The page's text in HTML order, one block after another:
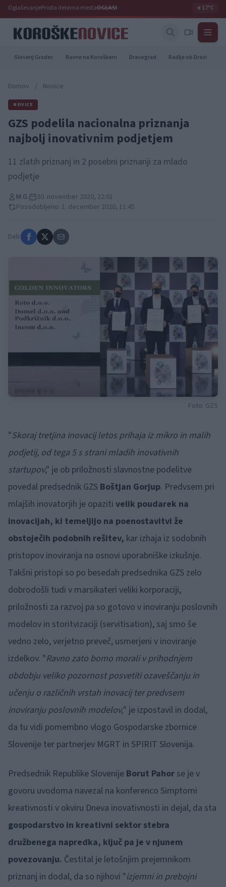
OglaševanjeProsta delovna mestaOGLASI ☀️17°C
Slovenj Gradec Ravne na Koroškem Dravograd Radlje ob Dravi
Domov / Novice
NOVICE
GZS podelila nacionalna priznanja
najbolj inovativnim podjetjem
11 zlatih priznanj in 2 posebni priznanji za mlado
podjetje
M.G.
30. november 2020, 22:01
Posodobljeno: 1. december 2020, 11:45
Deli:
Foto: GZS
"Skoraj tretjina inovacij letos prihaja iz mikro in malih
podjetij, od tega 5 s strani mladih inovativnih
startupov," je ob priložnosti slavnostne podelitve
povedal predsednik GZS Boštjan Gorjup. Predvsem pri
mlajših inovatorjih je opaziti velik poudarek na
inovacijah, ki temeljijo na poenostavitvi že
obstoječih podobnih rešitev, kar izhaja iz sodobnih
pristopov inoviranja na osnovi uporabniške izkušnje.
Takšni pristopi so po besedah predsednika GZS zelo
dobrodošli tudi v marsikateri veliki korporaciji,
priložnosti za razvoj pa so gotovo v inoviranju poslovnih
modelov in storitvizaciji (servitisation), saj smo še
vedno zelo, verjetno preveč, usmerjeni v inoviranje
izdelkov. "Ravno zato bomo morali v prihodnjem
obdobju veliko pozornost posvetiti ozaveščanju in
učenju o različnih vrstah inovacij ter predvsem
inoviranju poslovnih modelov," je izpostavil in dodal,
da tu vidi pomembno vlogo Gospodarske zbornice
Slovenije ter partnerjev MGRT in SPIRIT Slovenija.
Predsednik Republike Slovenije Borut Pahor se je v
govoru uvodoma navezal na konferenco Simptomi
kreativnosti v okviru Dneva inovativnosti in dejal, da sta
gospodarstvo in kreativni sektor stebra
družbenega napredka, ključ pa je v njunem
povezovanju. Čestital je letošnjim prejemnikom
priznanj in dodal, da so njihovi "izjemni in prebojni